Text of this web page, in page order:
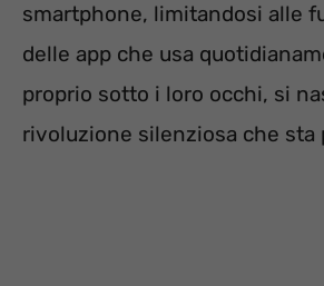
smartphone, limitandosi alle
delle app che usa
proprio sotto i loro occhi, si
rivoluzione silenziosa che sta